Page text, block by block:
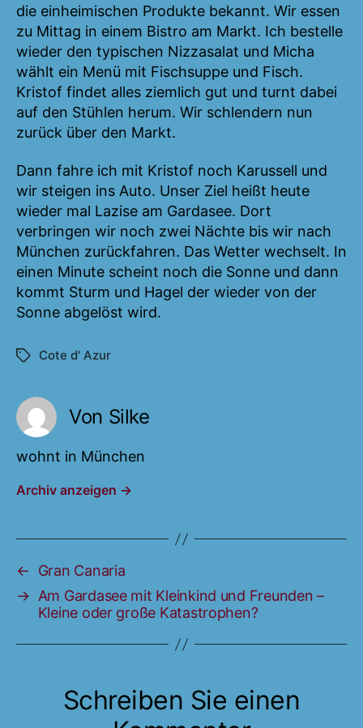
die einheimischen Produkte bekannt. Wir essen
zu Mittag in einem Bistro am Markt. Ich bestelle
wieder den typischen Nizzasalat und Micha
wählt ein Menü mit Fischsuppe und Fisch.
Kristof findet alles ziemlich gut und turnt dabei
auf den Stühlen herum. Wir schlendern nun
zurück über den Markt.
Dann fahre ich mit Kristof noch Karussell und
wir steigen ins Auto. Unser Ziel heißt heute
wieder mal Lazise am Gardasee. Dort
verbringen wir noch zwei Nächte bis wir nach
München zurückfahren. Das Wetter wechselt. In
einen Minute scheint noch die Sonne und dann
kommt Sturm und Hagel der wieder von der
Sonne abgelöst wird.
Schlagwörter
Cote d' Azur
Von Silke
wohnt in München
Archiv anzeigen →
←
Gran Canaria
→ Am Gardasee mit Kleinkind und Freunden –
Kleine oder große Katastrophen?
Schreiben Sie einen